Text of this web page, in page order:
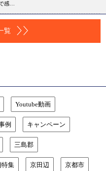
感…
覧
Youtube動画
例 キャンペーン
三島郡
特集 京田辺 京都市